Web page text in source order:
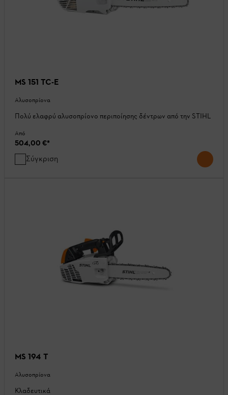
MS 151 TC-E
Αλυσοπρίονα
Πολύ ελαφρύ αλυσοπρίονο περιποίησης δέντρων από την STIHL
Από
504,00 €*
Σύγκριση
MS 194 T
Αλυσοπρίονα
Κλαδευτικά